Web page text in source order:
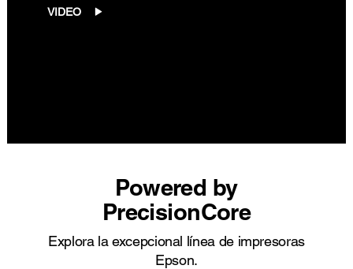
VIDEO
Powered by
PrecisionCore
Explora la excepcional línea de impresoras
Epson.